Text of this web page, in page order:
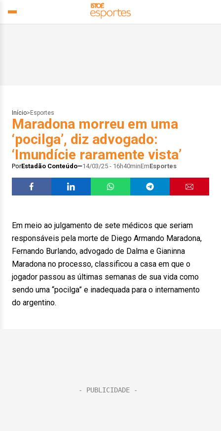
Início> Esportes
Maradona morreu em uma
‘pocilga’, diz advogado:
‘Imundície raramente vista’
PorEstadão Conteúdo 14/03/25 - 16h40minEmEsportes
Em meio ao julgamento de sete médicos que seriam
responsáveis pela morte de Diego Armando Maradona,
Fernando Burlando, advogado de Dalma e Gianinna
Maradona no processo, classificou a casa em que o
jogador passou as últimas semanas de sua vida como
sendo uma “pocilga” e inadequada para o internamento
do argentino.